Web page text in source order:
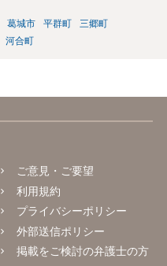
葛城市 平群町
三郷町
河合町
ご意見・ご要望
利用規約
プライバシーポリシー
外部送信ポリシー
掲載をご検討の弁護士の方